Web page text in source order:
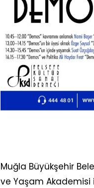
Muğla Büyükşehir
ve Yaşam Akademisi